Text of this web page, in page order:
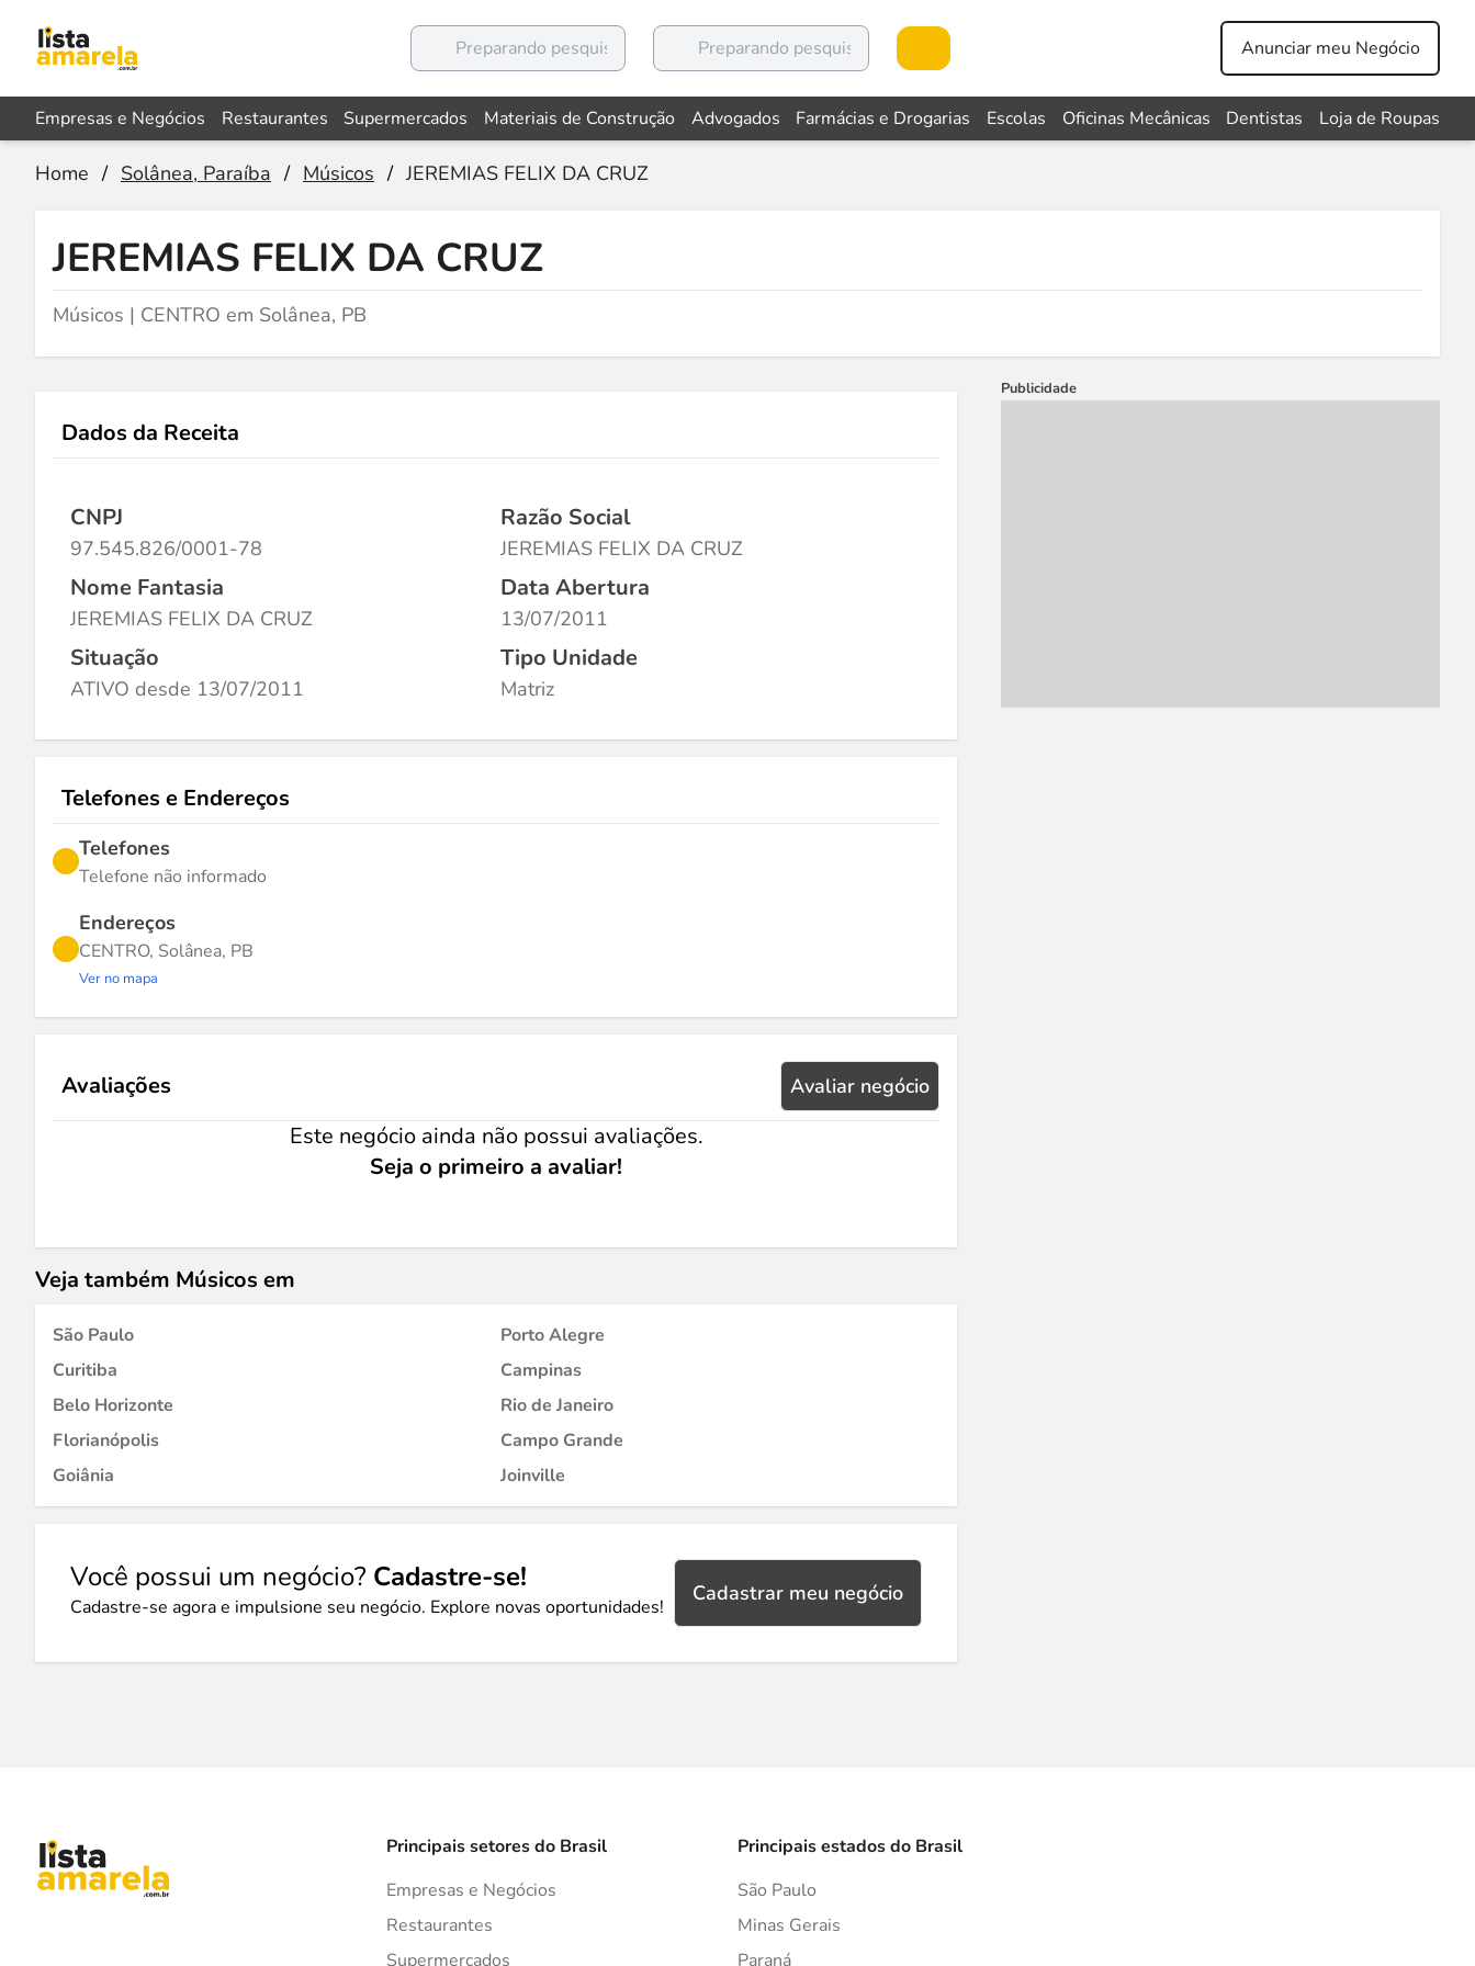
Anunciar meu Negócio
Empresas e Negócios Restaurantes Supermercados Materiais de Construção Advogados Farmácias e Drogarias Escolas Oficinas Mecânicas Dentistas Loja de Roupas
Home / Solânea, Paraíba / Músicos / JEREMIAS FELIX DA CRUZ
JEREMIAS FELIX DA CRUZ
Músicos | CENTRO em Solânea, PB
Dados da Receita
CNPJ
97.545.826/0001-78
Razão Social
JEREMIAS FELIX DA CRUZ
Nome Fantasia
JEREMIAS FELIX DA CRUZ
Data Abertura
13/07/2011
Situação
ATIVO desde 13/07/2011
Tipo Unidade
Matriz
Telefones e Endereços
Telefones
Telefone não informado
Endereços
CENTRO, Solânea, PB
Ver no mapa
Avaliações Avaliar negócio
Este negócio ainda não possui avaliações.
Seja o primeiro a avaliar!
Veja também Músicos em
São Paulo
Porto Alegre
Curitiba
Campinas
Belo Horizonte
Rio de Janeiro
Florianópolis
Campo Grande
Goiânia
Joinville
Você possui um negócio? Cadastre-se!
Cadastre-se agora e impulsione seu negócio. Explore novas oportunidades!
Cadastrar meu negócio
Publicidade
Principais setores do Brasil
Empresas e Negócios
Restaurantes
Supermercados
Principais estados do Brasil
São Paulo
Minas Gerais
Paraná